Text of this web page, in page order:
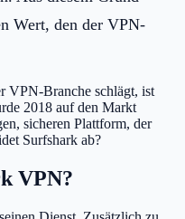
Wert, den der VPN-
VPN-Branche schlägt, ist
2018 auf den Markt
sicheren Plattform, der
Surfshark ab?
VPN?